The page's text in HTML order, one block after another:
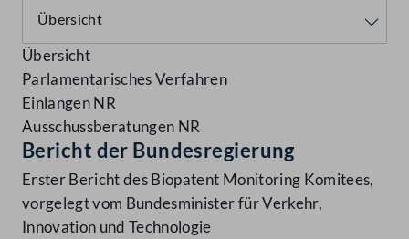
Übersicht
Parlamentarisches Verfahren
Einlangen NR
Ausschussberatungen NR
Bericht der Bundesregierung
Erster Bericht des Biopatent Monitoring Komitees,
vorgelegt vom Bundesminister für Verkehr,
Innovation und Technologie